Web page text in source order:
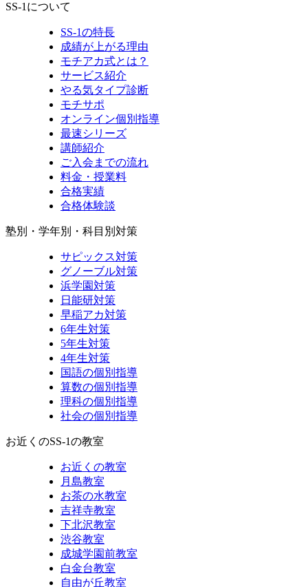
SS-1について
SS-1の特長
成績が上がる理由
モチアカ式とは？
サービス紹介
やる気タイプ診断
モチサポ
オンライン個別指導
最速シリーズ
講師紹介
ご入会までの流れ
料金・授業料
合格実績
合格体験談
塾別・学年別・科目別対策
サピックス対策
グノーブル対策
浜学園対策
日能研対策
早稲アカ対策
6年生対策
5年生対策
4年生対策
国語の個別指導
算数の個別指導
理科の個別指導
社会の個別指導
お近くのSS-1の教室
お近くの教室
月島教室
お茶の水教室
吉祥寺教室
下北沢教室
渋谷教室
成城学園前教室
白金台教室
自由が丘教室